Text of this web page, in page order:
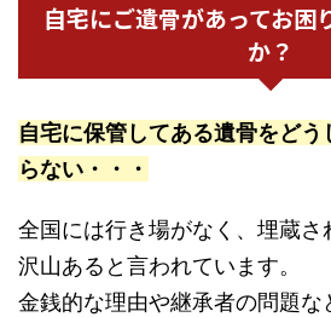
自宅にご遺骨があってお困
か？
自宅に保管してある遺骨をど
らない・・・
全国には行き場がなく、埋蔵
沢山あると言われています。
金銭的な理由や継承者の問題